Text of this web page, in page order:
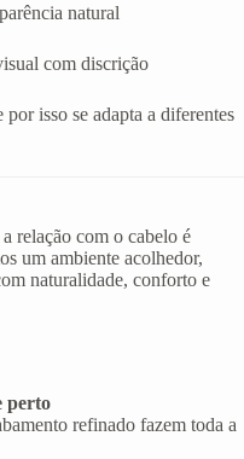
natural
com discrição
isso se adapta a diferentes
relação com o cabelo é
um ambiente acolhedor,
naturalidade, conforto e
perto
refinado fazem toda a